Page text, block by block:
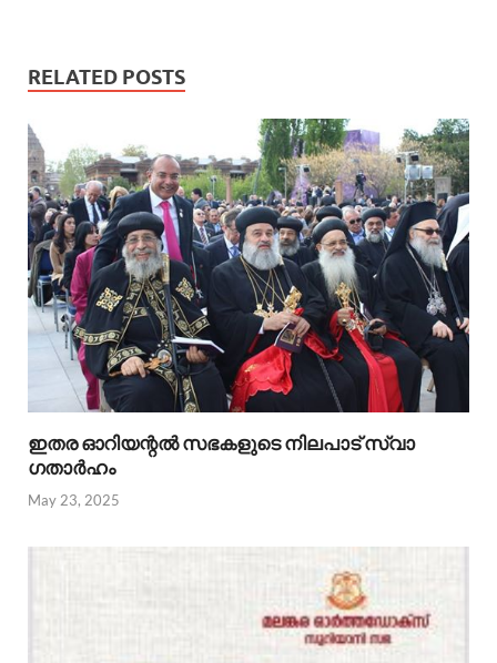
RELATED POSTS
ഇതര ഓറിയന്റൽ സഭകളുടെ നിലപാട് സ്വാ​
ഗതാർഹം
May 23, 2025